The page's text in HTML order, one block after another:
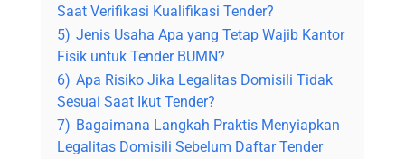
Saat Verifikasi Kualifikasi Tender?
5) Jenis Usaha Apa yang Tetap Wajib Kantor
Fisik untuk Tender BUMN?
6) Apa Risiko Jika Legalitas Domisili Tidak
Sesuai Saat Ikut Tender?
7) Bagaimana Langkah Praktis Menyiapkan
Legalitas Domisili Sebelum Daftar Tender